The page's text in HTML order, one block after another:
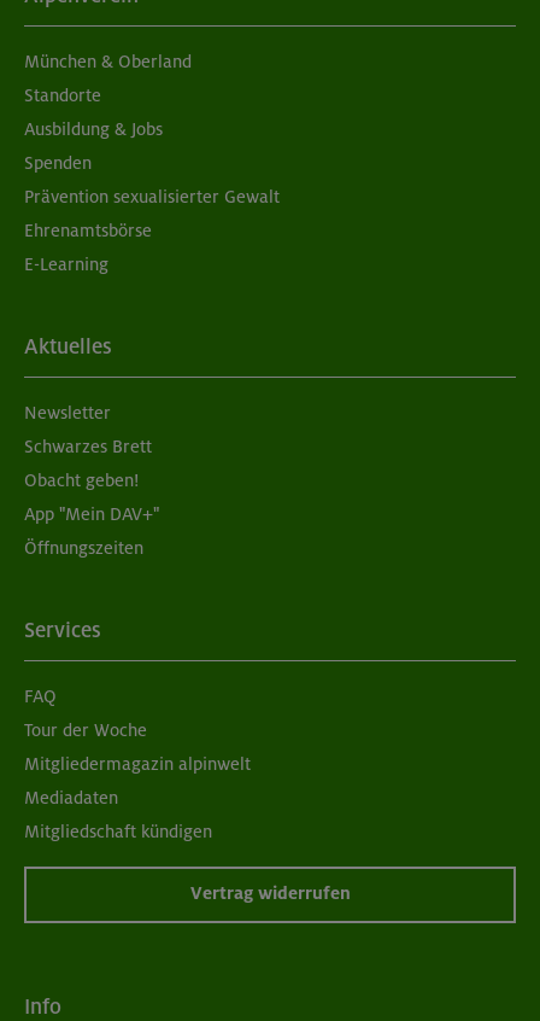
München & Oberland
Standorte
Ausbildung & Jobs
Spenden
Prävention sexualisierter Gewalt
Ehrenamtsbörse
E-Learning
Aktuelles
Newsletter
Schwarzes Brett
Obacht geben!
App "Mein DAV+"
Öffnungszeiten
Services
FAQ
Tour der Woche
Mitgliedermagazin alpinwelt
Mediadaten
Mitgliedschaft kündigen
Vertrag widerrufen
Info